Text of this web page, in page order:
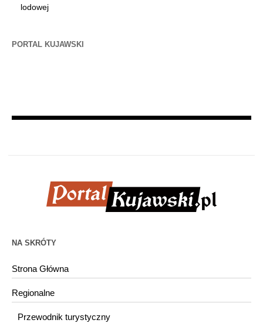
lodowej
PORTAL KUJAWSKI
NA SKRÓTY
Strona Główna
Regionalne
Przewodnik turystyczny